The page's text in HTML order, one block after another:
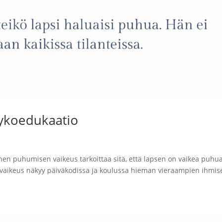
puhumisen vaikeus tarkoittaa sitä, että lapsen on vaikea
näkyy päiväkodissa ja koulussa hieman vieraampien